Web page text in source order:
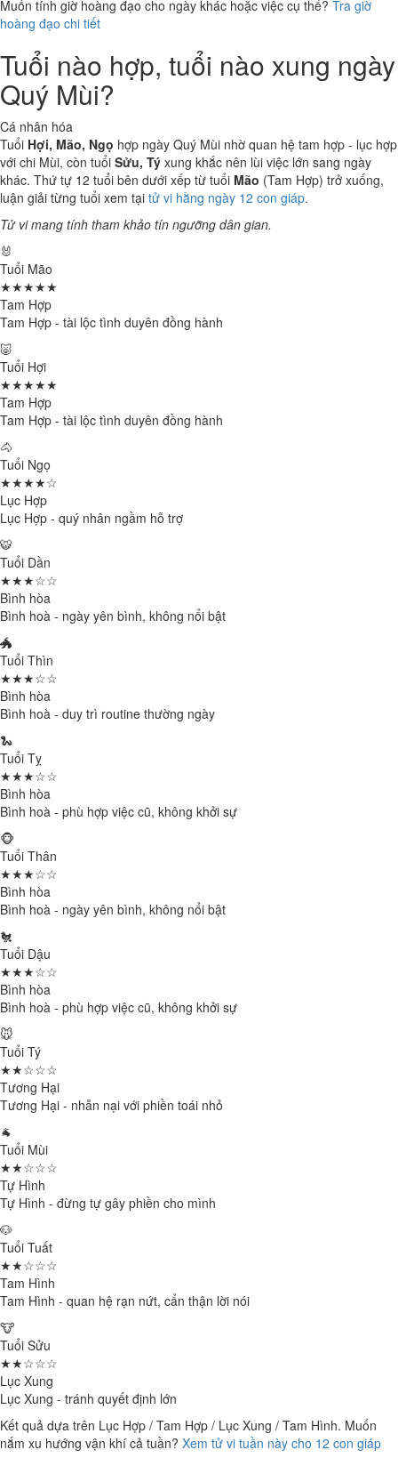
Muốn tính giờ hoàng đạo cho ngày khác hoặc việc cụ thể? Tra giờ
hoàng đạo chi tiết
Tuổi nào hợp, tuổi nào xung ngày
Quý Mùi?
Cá nhân hóa
Tuổi Hợi, Mão, Ngọ hợp ngày Quý Mùi nhờ quan hệ tam hợp - lục hợp
với chi Mùi, còn tuổi Sửu, Tý xung khắc nên lùi việc lớn sang ngày
khác. Thứ tự 12 tuổi bên dưới xếp từ tuổi Mão (Tam Hợp) trở xuống,
luận giải từng tuổi xem tại tử vi hằng ngày 12 con giáp.
Tử vi mang tính tham khảo tín ngưỡng dân gian.
🐰
Tuổi Mão
★★★★★
Tam Hợp
Tam Hợp - tài lộc tình duyên đồng hành
🐷
Tuổi Hợi
★★★★★
Tam Hợp
Tam Hợp - tài lộc tình duyên đồng hành
🐴
Tuổi Ngọ
★★★★☆
Lục Hợp
Lục Hợp - quý nhân ngầm hỗ trợ
🐯
Tuổi Dần
★★★☆☆
Bình hòa
Bình hoà - ngày yên bình, không nổi bật
🐲
Tuổi Thìn
★★★☆☆
Bình hòa
Bình hoà - duy trì routine thường ngày
🐍
Tuổi Tỵ
★★★☆☆
Bình hòa
Bình hoà - phù hợp việc cũ, không khởi sự
🐵
Tuổi Thân
★★★☆☆
Bình hòa
Bình hoà - ngày yên bình, không nổi bật
🐔
Tuổi Dậu
★★★☆☆
Bình hòa
Bình hoà - phù hợp việc cũ, không khởi sự
🐭
Tuổi Tý
★★☆☆☆
Tương Hại
Tương Hại - nhẫn nại với phiền toái nhỏ
🐐
Tuổi Mùi
★★☆☆☆
Tự Hình
Tự Hình - đừng tự gây phiền cho mình
🐶
Tuổi Tuất
★★☆☆☆
Tam Hình
Tam Hình - quan hệ rạn nứt, cẩn thận lời nói
🐮
Tuổi Sửu
★★☆☆☆
Lục Xung
Lục Xung - tránh quyết định lớn
Kết quả dựa trên Lục Hợp / Tam Hợp / Lục Xung / Tam Hình. Muốn
nắm xu hướng vận khí cả tuần? Xem tử vi tuần này cho 12 con giáp